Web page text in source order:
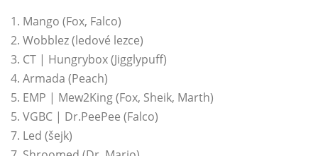
1. Mango (Fox, Falco)
2. Wobblez (ledové lezce)
3. CT | Hungrybox (Jigglypuff)
4. Armada (Peach)
5. EMP | Mew2King (Fox, Sheik, Marth)
5. VGBC | Dr.PeePee (Falco)
7. Led (šejk)